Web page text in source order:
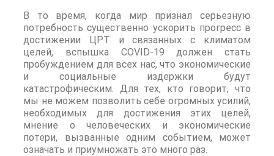
В то время, когда мир признал серьезную
потребность существенно ускорить прогресс в
достижении ЦРТ и связанных с климатом
целей, вспышка COVID-19 должен стать
пробуждением для всех нас, что экономические
и социальные издержки будут
катастрофическим. Для тех, кто говорит, что
мы не можем позволить себе огромных усилий,
необходимых для достижения этих целей,
мнение о человеческих и экономические
потери, вызванные одним событием, может
означать и приумножать это много раз.